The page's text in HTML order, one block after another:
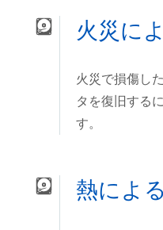
火災に
火災で損傷し
タを復旧する
す。
熱によ